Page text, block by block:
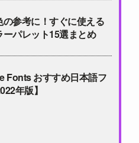
参考に！すぐに使える
パレット15選まとめ
Fonts おすすめ日本語フ
年版】